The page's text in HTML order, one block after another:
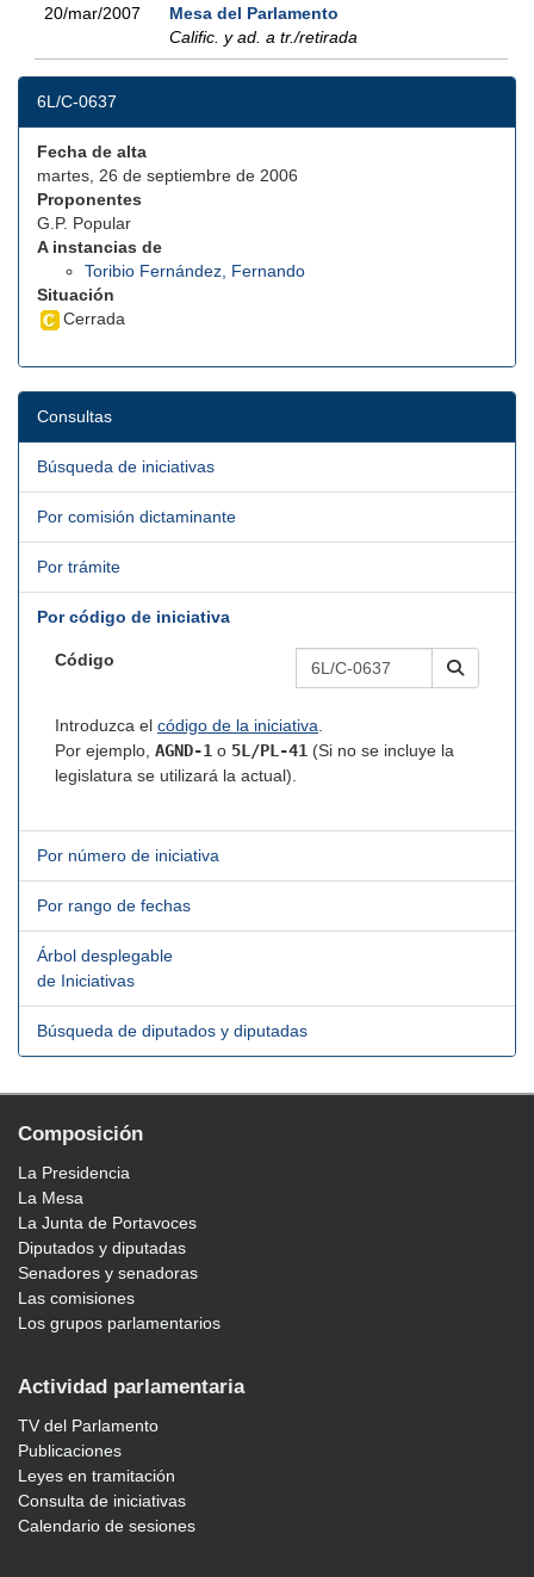
20/mar/2007
Mesa del Parlamento
Calific. y ad. a tr./retirada
6L/C-0637
Fecha de alta
martes, 26 de septiembre de 2006
Proponentes
G.P. Popular
A instancias de
Toribio Fernández, Fernando
Situación
Cerrada
Consultas
Búsqueda de iniciativas
Por comisión dictaminante
Por trámite
Por código de iniciativa
Código
Introduzca el código de la iniciativa.
Por ejemplo, AGND-1 o 5L/PL-41 (Si no se incluye la
legislatura se utilizará la actual).
Por número de iniciativa
Por rango de fechas
Árbol desplegable
de Iniciativas
Búsqueda de diputados y diputadas
Composición
La Presidencia
La Mesa
La Junta de Portavoces
Diputados y diputadas
Senadores y senadoras
Las comisiones
Los grupos parlamentarios
Actividad parlamentaria
TV del Parlamento
Publicaciones
Leyes en tramitación
Consulta de iniciativas
Calendario de sesiones